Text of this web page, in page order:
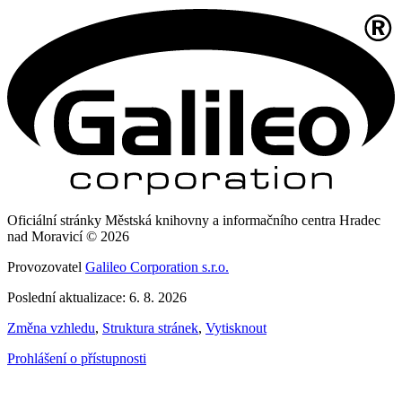
Oficiální stránky Městská knihovny a informačního centra Hradec
nad Moravicí © 2026
Provozovatel Galileo Corporation s.r.o.
Poslední aktualizace: 6. 8. 2026
Změna vzhledu, Struktura stránek, Vytisknout
Prohlášení o přístupnosti